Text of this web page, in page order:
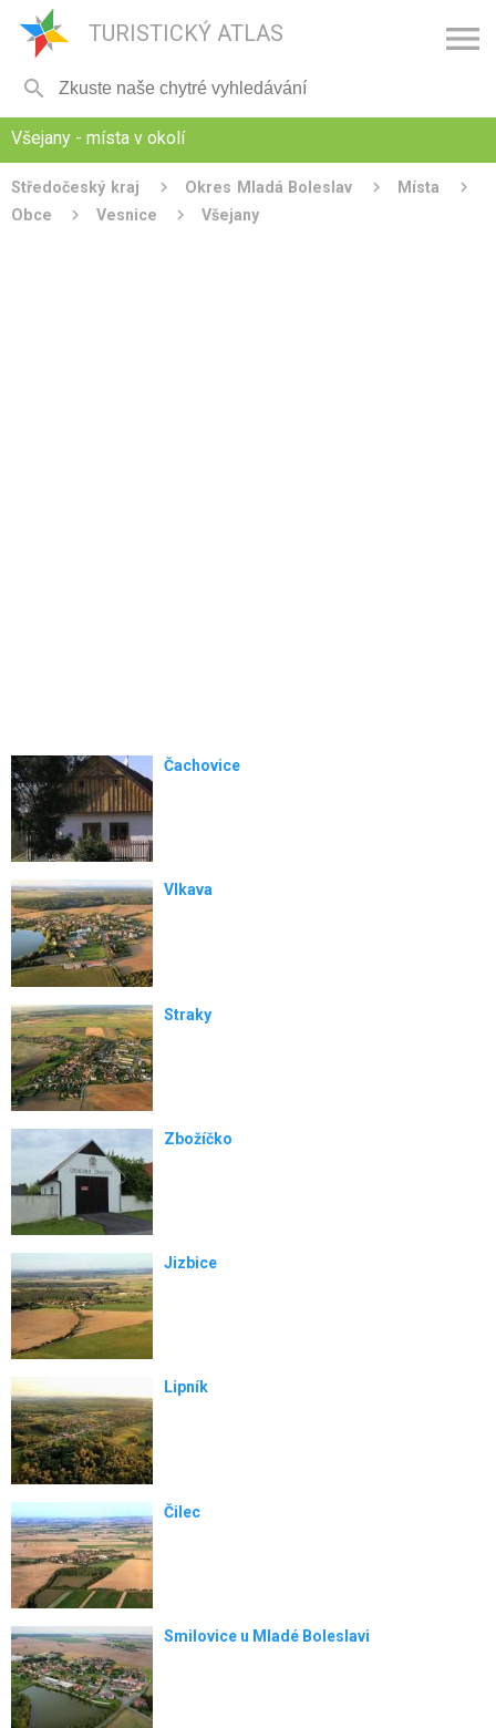
TURISTICKÝ ATLAS 

Všejany - místa v okolí
Středočeský kraj Okres Mladá Boleslav
Místa
Obce
Vesnice Všejany
Čachovice
Vlkava
Straky
Zbožíčko
Jizbice
Lipník
Čilec
Smilovice u Mladé Boleslavi